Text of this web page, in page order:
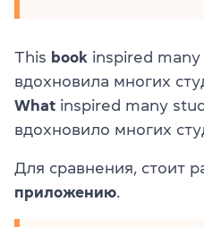
This book inspired
вдохновила многих
What inspired many
вдохновило многих
Для сравнения, стоит
приложению